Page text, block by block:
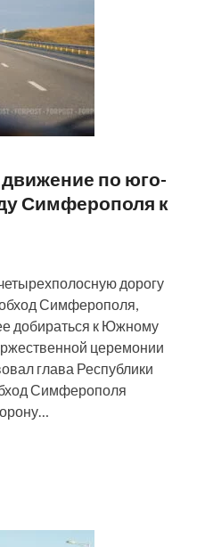
по юго-
Симферополя к
дорогу
Симферополя,
добираться к Южному
церемонии
глава Республики
Симферополя